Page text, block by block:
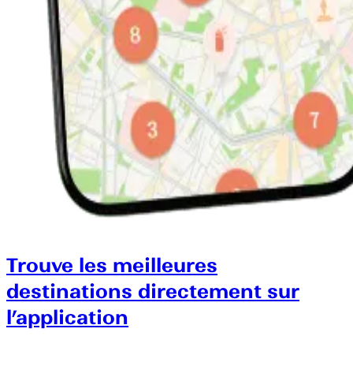
Trouve les meilleures
destinations directement sur
l’application